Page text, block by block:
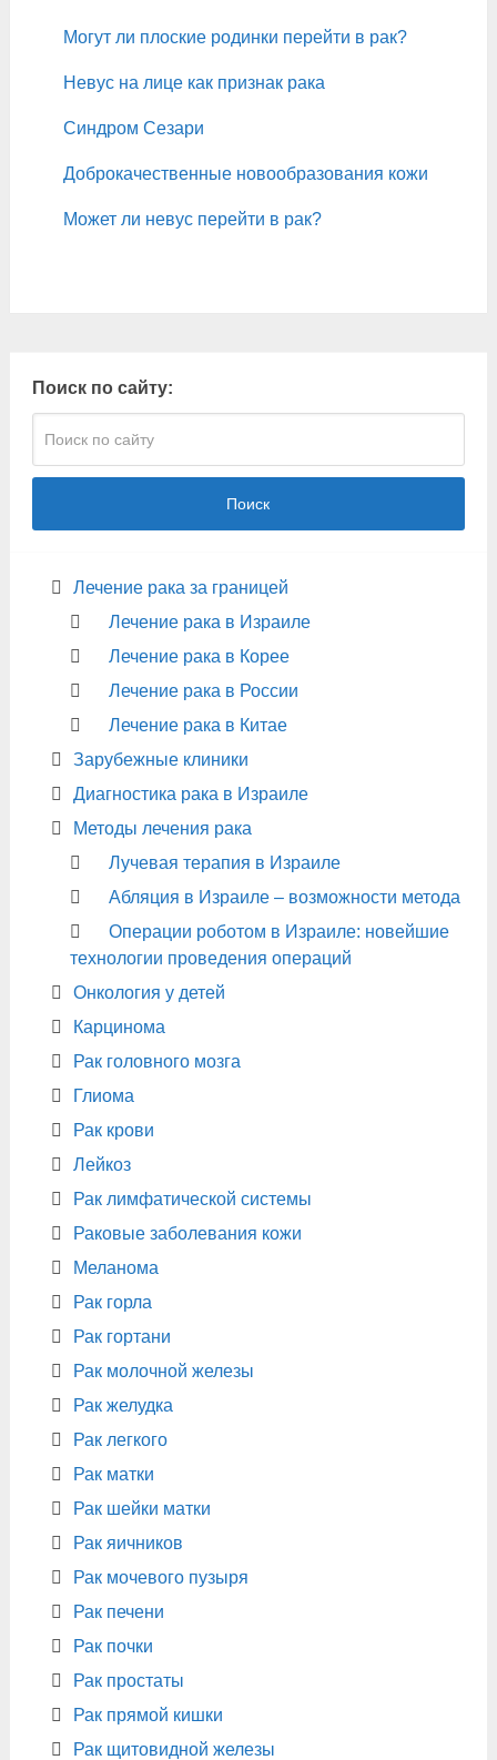
Могут ли плоские родинки перейти в рак?
Невус на лице как признак рака
Синдром Сезари
Доброкачественные новообразования кожи
Может ли невус перейти в рак?
Поиск по сайту:
Поиск
Лечение рака за границей
Лечение рака в Израиле
Лечение рака в Корее
Лечение рака в России
Лечение рака в Китае
Зарубежные клиники
Диагностика рака в Израиле
Методы лечения рака
Лучевая терапия в Израиле
Абляция в Израиле – возможности метода
Операции роботом в Израиле: новейшие
технологии проведения операций
Онкология у детей
Карцинома
Рак головного мозга
Глиома
Рак крови
Лейкоз
Рак лимфатической системы
Раковые заболевания кожи
Меланома
Рак горла
Рак гортани
Рак молочной железы
Рак желудка
Рак легкого
Рак матки
Рак шейки матки
Рак яичников
Рак мочевого пузыря
Рак печени
Рак почки
Рак простаты
Рак прямой кишки
Рак щитовидной железы